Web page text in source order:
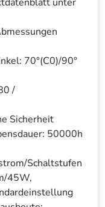
70°(C0)/90°
/
Sicherheit
50000h
Schaltstufen
45W,